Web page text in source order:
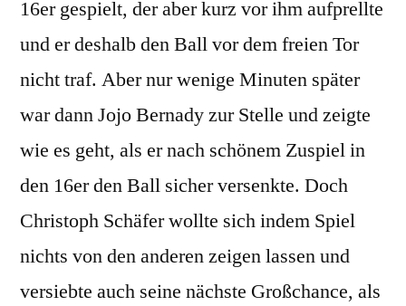
16er gespielt, der aber kurz vor ihm aufprellte
und er deshalb den Ball vor dem freien Tor
nicht traf. Aber nur wenige Minuten später
war dann Jojo Bernady zur Stelle und zeigte
wie es geht, als er nach schönem Zuspiel in
den 16er den Ball sicher versenkte. Doch
Christoph Schäfer wollte sich indem Spiel
nichts von den anderen zeigen lassen und
versiebte auch seine nächste Großchance, als